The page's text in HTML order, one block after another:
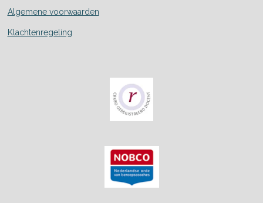
Algemene voorwaarden
Klachtenregeling